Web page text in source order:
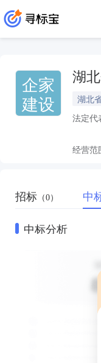
企家
建设
湖
湖北
法定代
经营范
招标 （0） 中
中标分析